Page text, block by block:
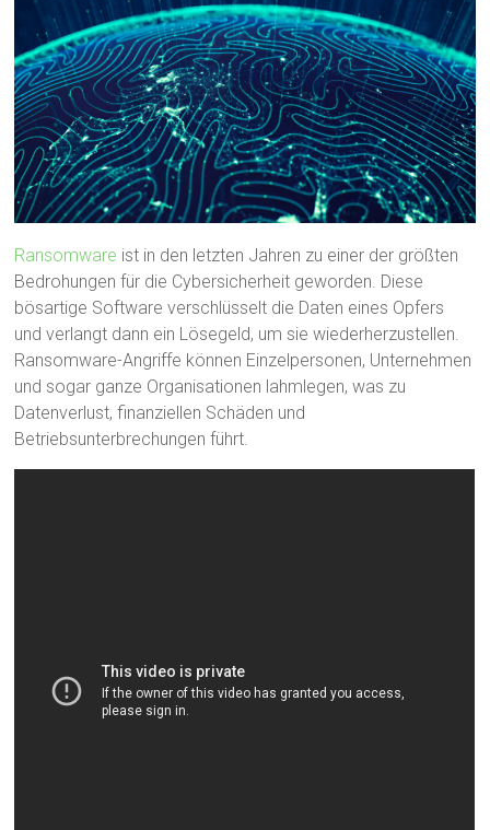
Ransomware ist in den letzten Jahren zu einer der größten
Bedrohungen für die Cybersicherheit geworden. Diese
bösartige Software verschlüsselt die Daten eines Opfers
und verlangt dann ein Lösegeld, um sie wiederherzustellen.
Ransomware-Angriffe können Einzelpersonen, Unternehmen
und sogar ganze Organisationen lahmlegen, was zu
Datenverlust, finanziellen Schäden und
Betriebsunterbrechungen führt.